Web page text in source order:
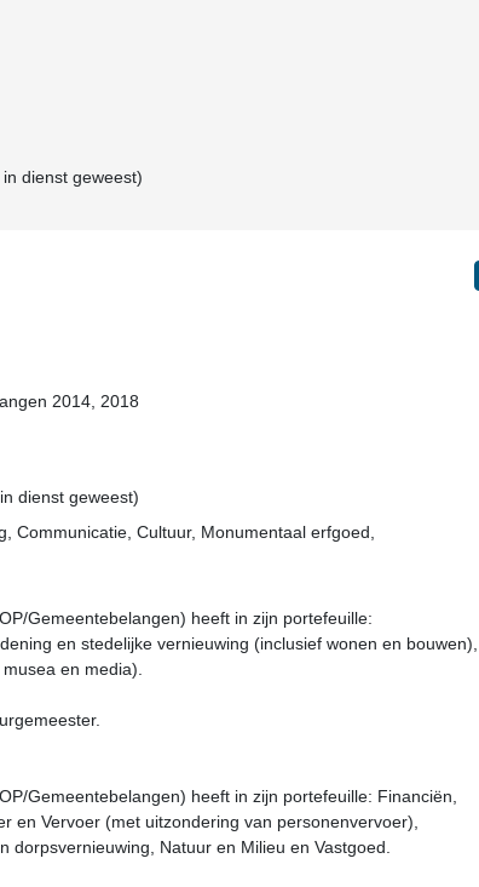
dienst geweest)
2014, 2018
dienst geweest)
Communicatie, Cultuur, Monumentaal erfgoed,
Gemeentebelangen) heeft in zijn portefeuille:
en stedelijke vernieuwing (inclusief wonen en bouwen),
en media).
Gemeentebelangen) heeft in zijn portefeuille: Financiën,
en Vervoer (met uitzondering van personenvervoer),
dorpsvernieuwing, Natuur en Milieu en Vastgoed.